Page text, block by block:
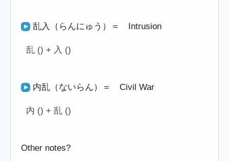
乱入（らんにゅう）＝ Intrusion
乱 () + 入 ()
内乱（ないらん）＝ Civil War
内 () + 乱 ()
Other notes?